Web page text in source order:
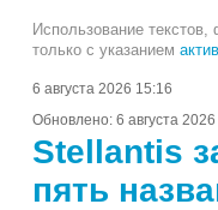
Использование
только с указанием
6 августа 2026 15:16
Обновлено: 6 августа
Stellantis
пять